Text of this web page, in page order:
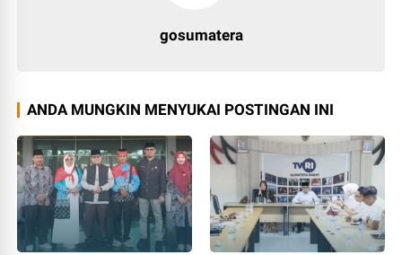
gosumatera
ANDA MUNGKIN MENYUKAI POSTINGAN INI